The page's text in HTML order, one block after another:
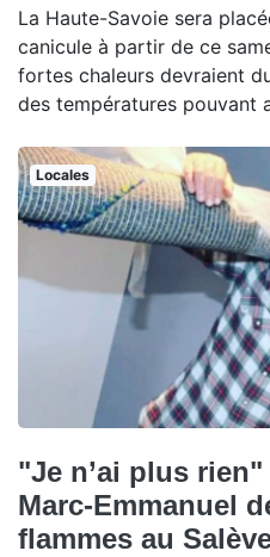
La Haute-Savoie sera
canicule à partir de ce
fortes chaleurs devraient
des températures pouvant
Locales
"Je n’ai plus
Marc-Emmanuel
flammes au